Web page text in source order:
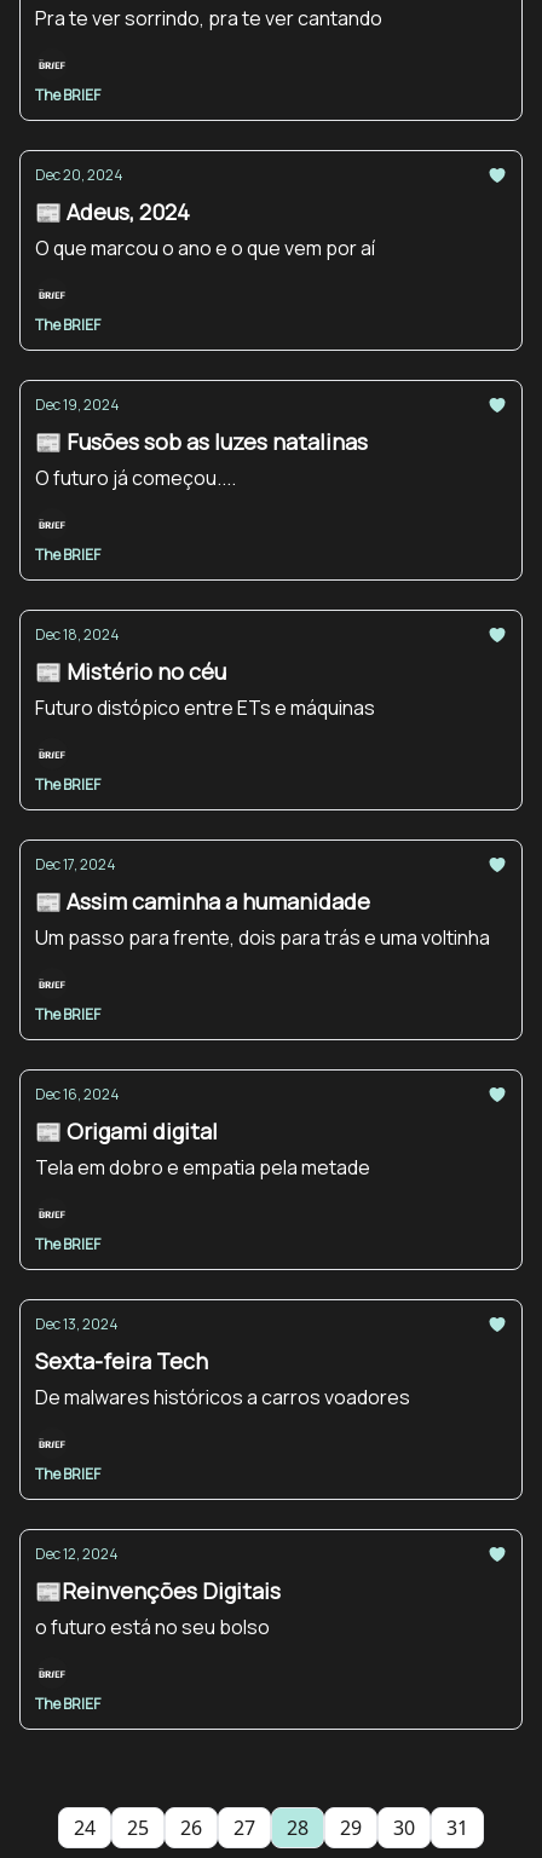
Pra te ver sorrindo, pra te ver cantando
The BRIEF
Dec 20, 2024
📰 Adeus, 2024
O que marcou o ano e o que vem por aí
The BRIEF
Dec 19, 2024
📰 Fusões sob as luzes natalinas
O futuro já começou....
The BRIEF
Dec 18, 2024
📰 Mistério no céu
Futuro distópico entre ETs e máquinas
The BRIEF
Dec 17, 2024
📰 Assim caminha a humanidade
Um passo para frente, dois para trás e uma voltinha
The BRIEF
Dec 16, 2024
📰 Origami digital
Tela em dobro e empatia pela metade
The BRIEF
Dec 13, 2024
Sexta-feira Tech
De malwares históricos a carros voadores
The BRIEF
Dec 12, 2024
📰Reinvenções Digitais
o futuro está no seu bolso
The BRIEF
24 25 26 27 28 29 30 31